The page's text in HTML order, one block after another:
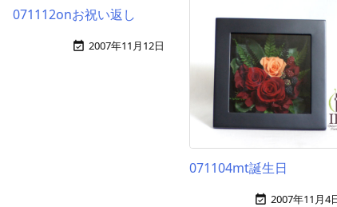
071112onお祝い返し
 2007年11月12日
071104mt誕生日
 2007年11月4